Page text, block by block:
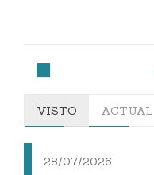
VISTO ACTUAL
28/07/2026